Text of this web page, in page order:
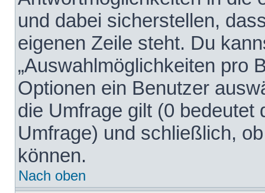
und dabei sicherstellen,
eigenen Zeile steht. Du
„Auswahlmöglichkeiten pro
Optionen ein Benutzer
die Umfrage gilt (0 bedeutet
Umfrage) und schließlich,
können.
Nach oben